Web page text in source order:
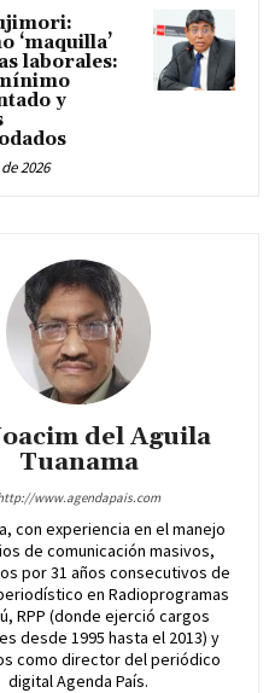
‘maquilla’
laborales:
y
2026
del Aguila
Tuanama
www.agendapais.com
con experiencia en el manejo
de comunicación masivos,
por 31 años consecutivos de
en Radioprogramas
RPP (donde ejerció cargos
desde 1995 hasta el 2013) y
como director del periódico
digital Agenda País.